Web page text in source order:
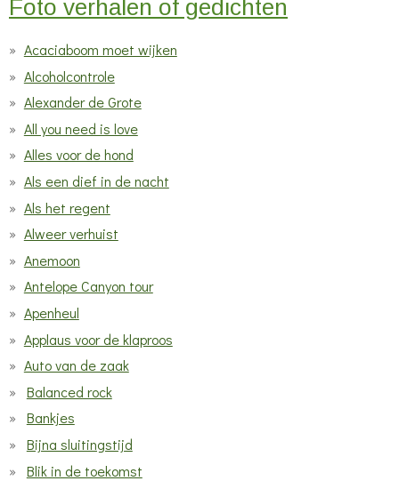
e
r
e
n
Foto verhalen of gedichten
Acaciaboom moet wijken
Alcoholcontrole
Alexander de Grote
All you need is love
Alles voor de hond
Als een dief in de nacht
Als het regent
Alweer verhuist
Anemoon
Antelope Canyon tour
Apenheul
Applaus voor de klaproos
Auto van de zaak
Balanced rock
Bankjes
Bijna sluitingstijd
Blik in de toekomst